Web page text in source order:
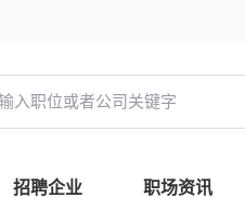
招聘企业 职场资讯